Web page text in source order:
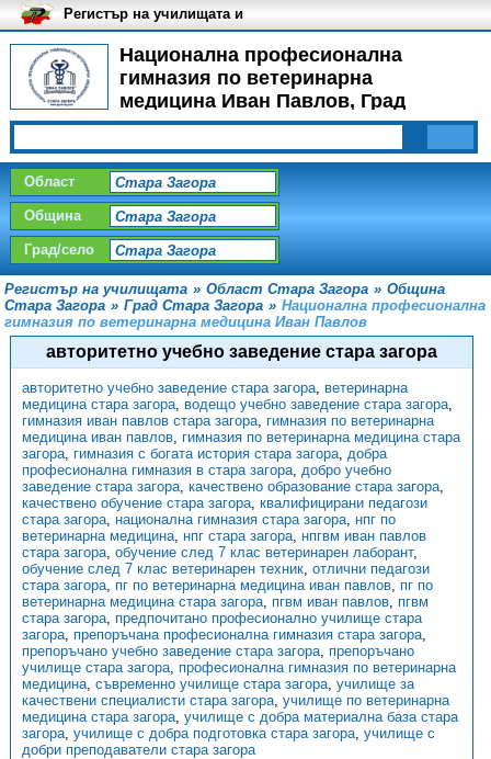
Национална професионална
гимназия по ветеринарна
медицина Иван Павлов, Град
Стара Загора - Прием
Регистър на училищата и
университетите в България
Област
Община
Град/село
Регистър на училищата » Област Стара Загора » Община
Стара Загора » Град Стара Загора » Национална професионална
гимназия по ветеринарна медицина Иван Павлов
авторитетно учебно заведение стара загора
авторитетно учебно заведение стара загора, ветеринарна
медицина стара загора, водещо учебно заведение стара загора,
гимназия иван павлов стара загора, гимназия по ветеринарна
медицина иван павлов, гимназия по ветеринарна медицина стара
загора, гимназия с богата история стара загора, добра
професионална гимназия в стара загора, добро учебно
заведение стара загора, качествено образование стара загора,
качествено обучение стара загора, квалифицирани педагози
стара загора, национална гимназия стара загора, нпг по
ветеринарна медицина, нпг стара загора, нпгвм иван павлов
стара загора, обучение след 7 клас ветеринарен лаборант,
обучение след 7 клас ветеринарен техник, отлични педагози
стара загора, пг по ветеринарна медицина иван павлов, пг по
ветеринарна медицина стара загора, пгвм иван павлов, пгвм
стара загора, предпочитано професионално училище стара
загора, препоръчана професионална гимназия стара загора,
препоръчано учебно заведение стара загора, препоръчано
училище стара загора, професионална гимназия по ветеринарна
медицина, съвременно училище стара загора, училище за
качествени специалисти стара загора, училище по ветеринарна
медицина стара загора, училище с добра материална база стара
загора, училище с добра подготовка стара загора, училище с
добри преподаватели стара загора